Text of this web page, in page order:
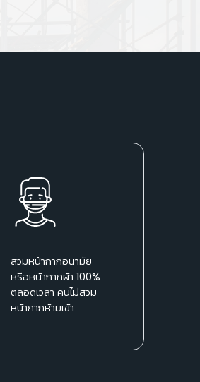
สวมหน้ากากอนามัย
หรือหน้ากากผ้า 100%
ตลอดเวลา คนไม่สวม
หน้ากากห้ามเข้า